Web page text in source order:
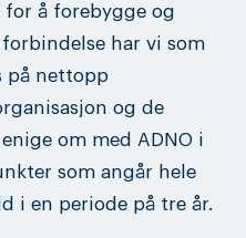
for å forebygge og
har vi som
på nettopp
og de
om med ADNO i
som angår hele
i en periode på tre år.